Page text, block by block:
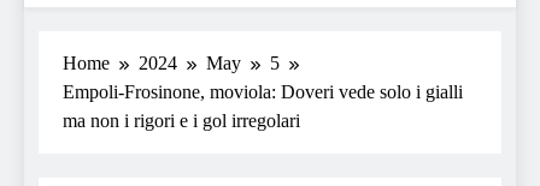
Home 2024 May
5
Empoli-Frosinone, moviola: Doveri vede solo i gialli
ma non i rigori e i gol irregolari